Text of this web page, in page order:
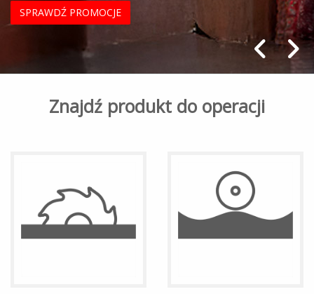
SPRAWDŹ PROMOCJE
Znajdź produkt do operacji